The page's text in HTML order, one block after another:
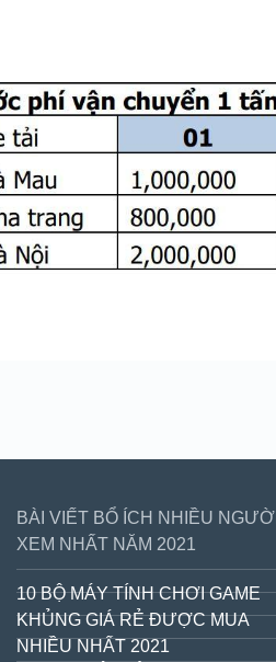
BÀI VIẾT BỔ ÍCH NHIỀU NGƯỜI
XEM NHẤT NĂM 2021
10 BỘ MÁY TÍNH CHƠI GAME
KHỦNG GIÁ RẺ ĐƯỢC MUA
NHIỀU NHẤT 2021